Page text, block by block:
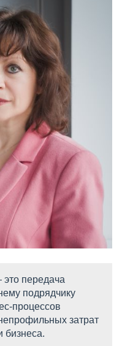
передача
подрядчику
процессов
затрат
бизнеса.